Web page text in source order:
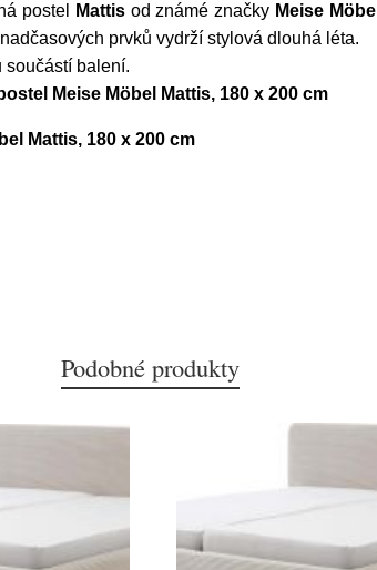
postel
Mattisod známé značky Meise Möbel
prvků vydrží stylová dlouhá léta.
součástí balení.
Meise Möbel Mattis, 180 x 200 cm
Mattis, 180 x 200 cm
Podobné produkty